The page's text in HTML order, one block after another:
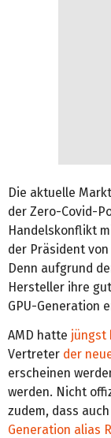
Die aktuelle
der Zero-Covid-
Handelskonflikt
der Präsident von
Denn aufgrund
Hersteller ihre
GPU-Generation
AMD hatte jüngst
Vertreter der
erscheinen
werden. Nicht
zudem, dass
Generation alias